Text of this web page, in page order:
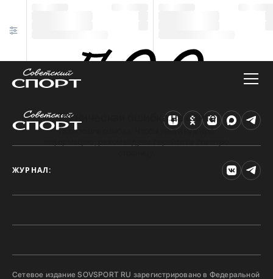
Техническая ошибка на сайте
Произошла ошибка. Чтобы найти нужную
ЖУРНАЛ:
Сетевое издание SOVSPORT RU зарегистрировано в Федеральной